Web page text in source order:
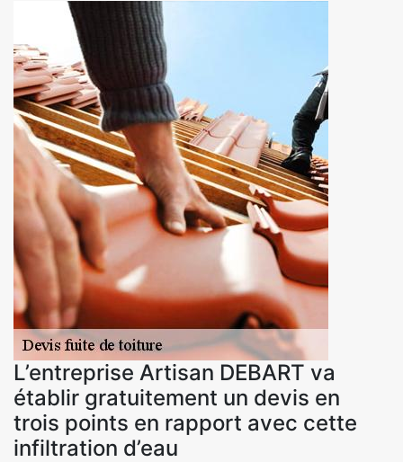
L’entreprise Artisan DEBART va
établir gratuitement un devis en
trois points en rapport avec cette
infiltration d’eau